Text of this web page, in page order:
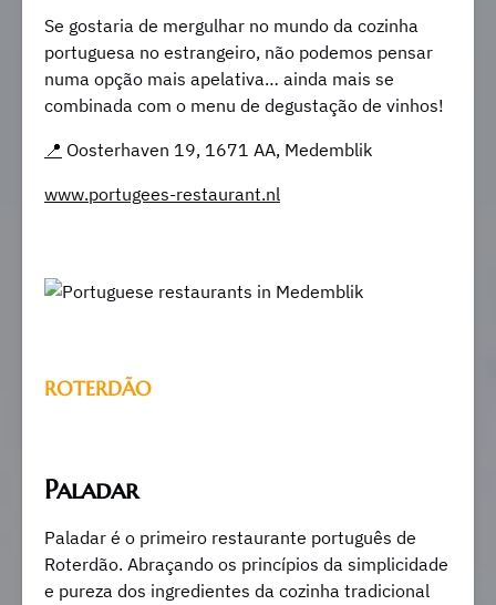
Se gostaria de mergulhar no mundo da cozinha
portuguesa no estrangeiro, não podemos pensar
numa opção mais apelativa… ainda mais se
combinada com o menu de degustação de vinhos!
📍 Oosterhaven 19, 1671 AA, Medemblik
www.portugees-restaurant.nl
ROTERDÃO
Paladar
Paladar é o primeiro restaurante português de
Roterdão. Abraçando os princípios da simplicidade
e pureza dos ingredientes da cozinha tradicional